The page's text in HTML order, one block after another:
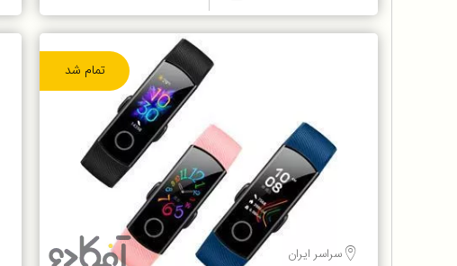
تمام شد
سراسر ایران